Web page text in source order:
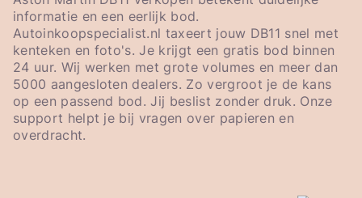
informatie en een eerlijk bod.
Autoinkoopspecialist.nl taxeert jouw DB11 snel met
kenteken en foto's. Je krijgt een gratis bod binnen
24 uur. Wij werken met grote volumes en meer dan
5000 aangesloten dealers. Zo vergroot je de kans
op een passend bod. Jij beslist zonder druk. Onze
support helpt je bij vragen over papieren en
overdracht.